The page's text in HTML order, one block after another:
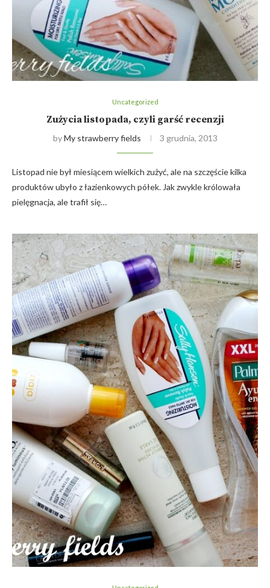
Uncategorized
Zużycia listopada, czyli garść recenzji
byMy strawberry fields 3 grudnia, 2013
Listopad nie był miesiącem wielkich zużyć, ale na szczęście kilka
produktów ubyło z łazienkowych półek. Jak zwykle królowała
pielęgnacja, ale trafił się…